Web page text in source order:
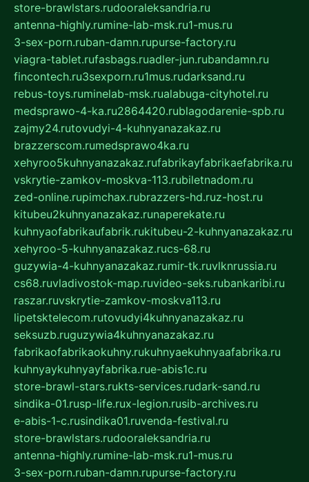
store-brawlstars.rudooraleksandria.ru
antenna-highly.rumine-lab-msk.ru1-mus.ru
3-sex-porn.ruban-damn.rupurse-factory.ru
viagra-tablet.rufasbags.ruadler-jun.rubandamn.ru
fincontech.ru3sexporn.ru1mus.rudarksand.ru
rebus-toys.ruminelab-msk.rualabuga-cityhotel.ru
medsprawo-4-ka.ru2864420.rublagodarenie-spb.ru
zajmy24.rutovudyi-4-kuhnyanazakaz.ru
brazzerscom.rumedsprawo4ka.ru
xehyroo5kuhnyanazakaz.rufabrikayfabrikaefabrika.ru
vskrytie-zamkov-moskva-113.rubiletnadom.ru
zed-online.rupimchax.rubrazzers-hd.ruz-host.ru
kitubeu2kuhnyanazakaz.runaperekate.ru
kuhnyaofabrikaufabrik.rukitubeu-2-kuhnyanazakaz.ru
xehyroo-5-kuhnyanazakaz.rucs-68.ru
guzywia-4-kuhnyanazakaz.rumir-tk.ruvlknrussia.ru
cs68.ruvladivostok-map.ruvideo-seks.rubankaribi.ru
raszar.ruvskrytie-zamkov-moskva113.ru
lipetsktelecom.rutovudyi4kuhnyanazakaz.ru
seksuzb.ruguzywia4kuhnyanazakaz.ru
fabrikaofabrikaokuhny.rukuhnyaekuhnyaafabrika.ru
kuhnyaykuhnyayfabrika.rue-abis1c.ru
store-brawl-stars.rukts-services.rudark-sand.ru
sindika-01.rusp-life.rux-legion.rusib-archives.ru
e-abis-1-c.rusindika01.ruvenda-festival.ru
store-brawlstars.rudooraleksandria.ru
antenna-highly.rumine-lab-msk.ru1-mus.ru
3-sex-porn.ruban-damn.rupurse-factory.ru